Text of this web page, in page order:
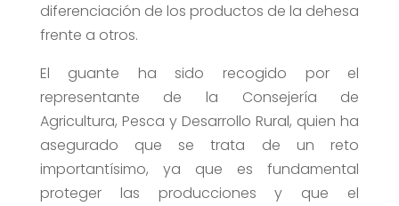
diferenciación de los productos de la dehesa
frente a otros.
El guante ha sido recogido por el
representante de la Consejería de
Agricultura, Pesca y Desarrollo Rural, quien ha
asegurado que se trata de un reto
importantísimo, ya que es fundamental
proteger las producciones y que el